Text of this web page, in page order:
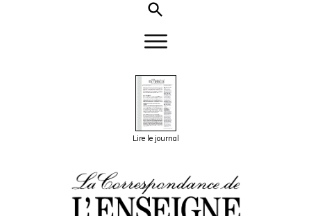
Lire le journal